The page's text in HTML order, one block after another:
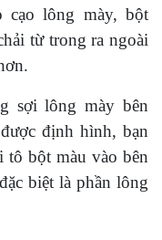
cạo lông mày, bột
từ trong ra ngoài
sợi lông mày bên
định hình, bạn
tô bột màu vào bên
biệt là phần lông